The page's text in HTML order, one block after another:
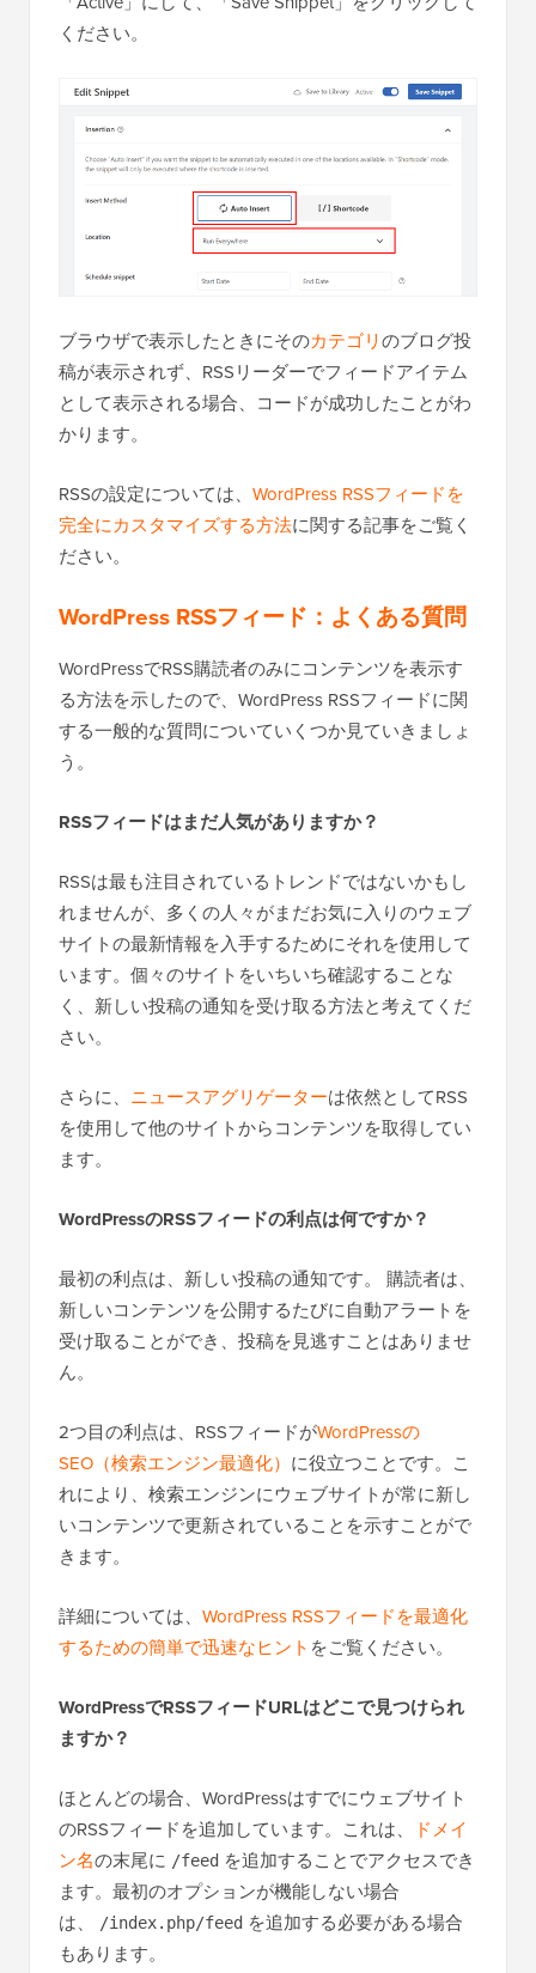
ください。
ブラウザで表示したときにそのカテゴリのブログ投
稿が表示されず、RSSリーダーでフィードアイテム
として表示される場合、コードが成功したことがわ
かります。
RSSの設定については、 WordPress RSSフィードを
完全にカスタマイズする方法に関する記事をご覧く
ださい。
WordPress RSSフィード：よくある質問
WordPressでRSS購読者のみにコンテンツを表示す
る方法を示したので、WordPress RSSフィードに関
する一般的な質問についていくつか見ていきましょ
う。
RSSフィードはまだ人気がありますか？
RSSは最も注目されているトレンドではないかもし
れませんが、多くの人々がまだお気に入りのウェブ
サイトの最新情報を入手するためにそれを使用して
います。個々のサイトをいちいち確認することな
く、新しい投稿の通知を受け取る方法と考えてくだ
さい。
さらに、 ニュースアグリゲーターは依然としてRSS
を使用して他のサイトからコンテンツを取得してい
ます。
WordPressのRSSフィードの利点は何ですか？
最初の利点は、新しい投稿の通知です。
購読者は、
新しいコンテンツを公開するたびに自動アラートを
受け取ることができ、投稿を見逃すことはありませ
ん。
2つ目の利点は、RSSフィードがWordPressの
SEO（検索エンジン最適化） に役立つことです。こ
れにより、検索エンジンにウェブサイトが常に新し
いコンテンツで更新されていることを示すことがで
きます。
詳細については、 WordPress RSSフィードを最適化
するための簡単で迅速なヒント をご覧ください。
WordPressでRSSフィードURLはどこで見つけられ
ますか？
ほとんどの場合、WordPressはすでにウェブサイト
のRSSフィードを追加しています。これは、
ドメイ
ン名の末尾に /feed を追加することでアクセスでき
ます。最初のオプションが機能しない場合
は、
/index.php/feed を追加する必要がある場合
もあります。